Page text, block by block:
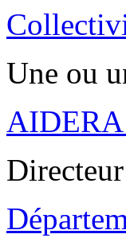
Une ou